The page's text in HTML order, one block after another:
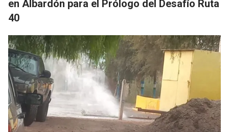
en Albardón para el Prólogo del Desafío Ruta
40